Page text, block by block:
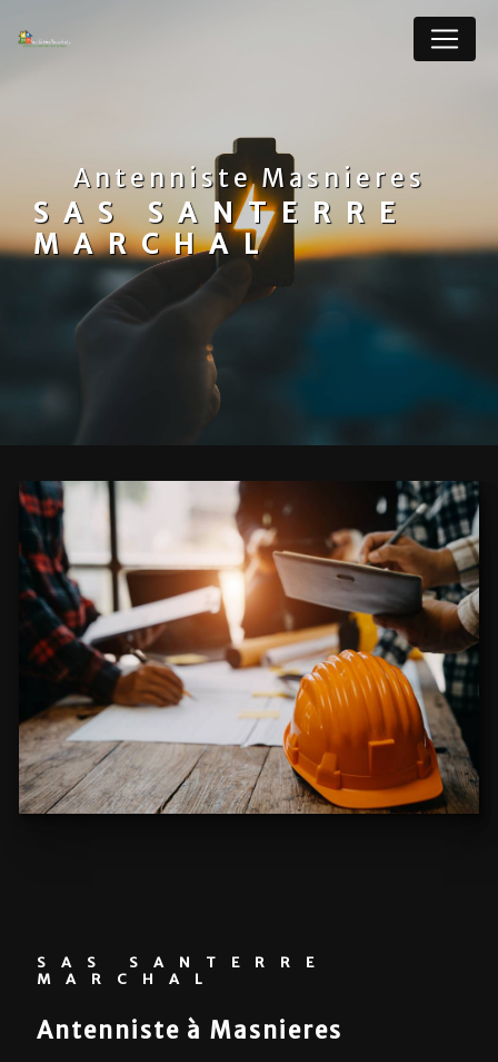
Antenniste Masnieres
SAS SANTERRE
MARCHAL
SAS SANTERRE
MARCHAL
Antenniste à Masnieres